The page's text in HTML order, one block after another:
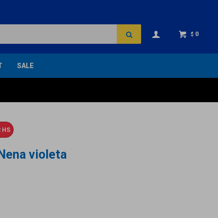
SALE
$ 0
HS
violeta